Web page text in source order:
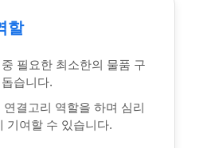
할
필요한 최소한의 물품 구
습니다.
연결고리 역할을 하며 심리
기여할 수 있습니다.